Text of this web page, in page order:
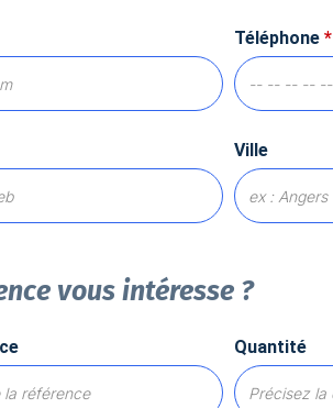
Téléphone*
Ville
vous intéresse ?
Quantité